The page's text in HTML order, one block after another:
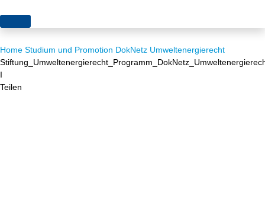
Themen
Akzeptanz
Projekte
Home Studium und Promotion DokNetz Umweltenergierecht
I
Teilen